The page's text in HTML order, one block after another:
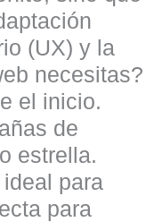
(UX) y la
necesitas?
el inicio.
de
estrella.
para
para